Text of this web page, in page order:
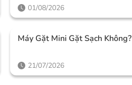
01/08/2026
Máy Gặt Mini Gặt Sạch Không?
21/07/2026